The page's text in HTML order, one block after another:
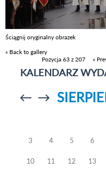
Ściągnij oryginalny obrazek
« Back to gallery
Pozycja 63 z 207
«
KALENDARZ
Przejdź doPrzejdź do
3 4 5 6
10 11 12 13